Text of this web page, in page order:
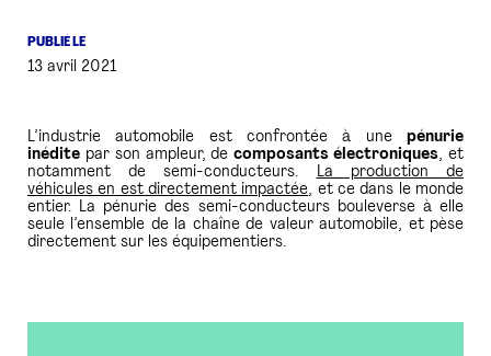
PRESSE
PUBLIÉ LE
13 avril 2021
L’industrie automobile est confrontée à une pénurie
inédite par son ampleur, decomposants électroniques, et
notamment de semi-conducteurs. La production de
véhicules en est directement impactée, et ce dans le monde
entier. La pénurie des semi-conducteurs bouleverse à elle
seule l’ensemble de la chaîne de valeur automobile, et pèse
directement sur les équipementiers.